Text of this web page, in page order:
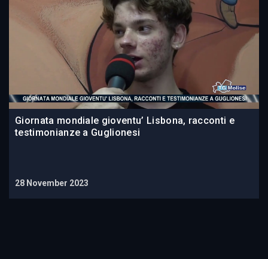
Giornata mondiale gioventu’ Lisbona, racconti e
testimonianze a Guglionesi
28 November 2023